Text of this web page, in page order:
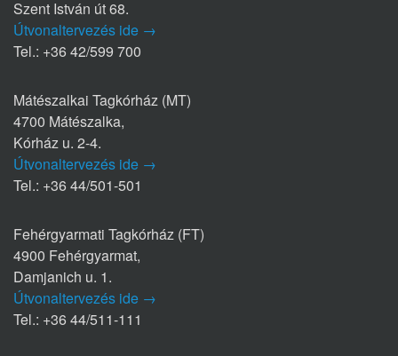
Szent István út 68.
Útvonaltervezés ide →
Tel.: +36 42/599 700
Mátészalkai Tagkórház (MT)
4700 Mátészalka,
Kórház u. 2-4.
Útvonaltervezés ide →
Tel.: +36 44/501-501
Fehérgyarmati Tagkórház (FT)
4900 Fehérgyarmat,
Damjanich u. 1.
Útvonaltervezés ide →
Tel.: +36 44/511-111